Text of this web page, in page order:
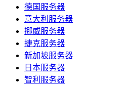
德国服务器
意大利服务器
挪威服务器
捷克服务器
新加坡服务器
日本服务器
智利服务器